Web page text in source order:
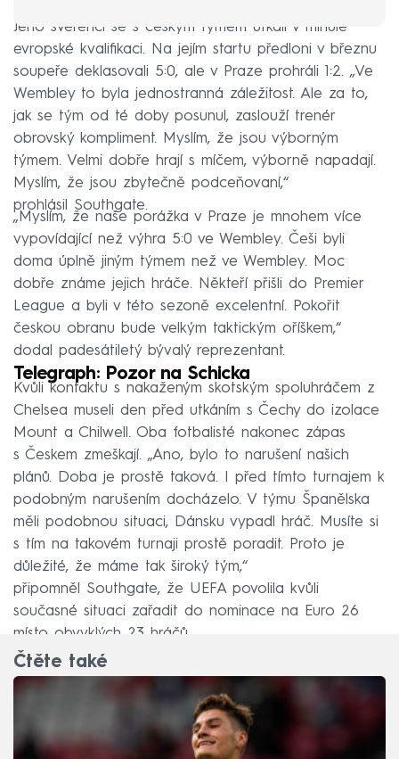
Jeho svěřenci se s českým týmem utkali v minulé
evropské kvalifikaci. Na jejím startu předloni v březnu
soupeře deklasovali 5:0, ale v Praze prohráli 1:2. „Ve
Wembley to byla jednostranná záležitost. Ale za to,
jak se tým od té doby posunul, zaslouží trenér
obrovský kompliment. Myslím, že jsou výborným
týmem. Velmi dobře hrají s míčem, výborně napadají.
Myslím, že jsou zbytečně podceňovaní,“
prohlásil Southgate.
„Myslím, že naše porážka v Praze je mnohem více
vypovídající než výhra 5:0 ve Wembley. Češi byli
doma úplně jiným týmem než ve Wembley. Moc
dobře známe jejich hráče. Někteří přišli do Premier
League a byli v této sezoně excelentní. Pokořit
českou obranu bude velkým taktickým oříškem,“
dodal padesátiletý bývalý reprezentant.
Telegraph: Pozor na Schicka
Kvůli kontaktu s nakaženým skotským spoluhráčem z
Chelsea museli den před utkáním s Čechy do izolace
Mount a Chilwell. Oba fotbalisté nakonec zápas
s Českem zmeškají. „Ano, bylo to narušení našich
plánů. Doba je prostě taková. I před tímto turnajem k
podobným narušením docházelo. V týmu Španělska
měli podobnou situaci, Dánsku vypadl hráč. Musíte si
s tím na takovém turnaji prostě poradit. Proto je
důležité, že máme tak široký tým,“
připomněl Southgate, že UEFA povolila kvůli
současné situaci zařadit do nominace na Euro 26
místo obvyklých 23 hráčů.
Čtěte také